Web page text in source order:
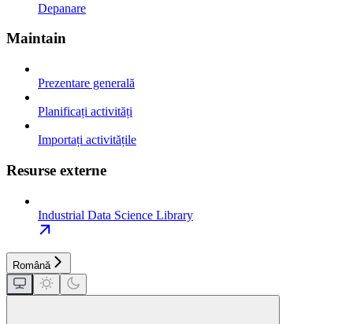
Depanare
Maintain
Prezentare generală
Planificați activități
Importați activitățile
Resurse externe
Industrial Data Science Library
Română